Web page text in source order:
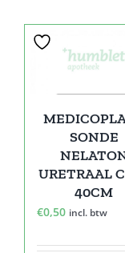
SONDE
URETRAAL
40CM
€0,50 incl. btw